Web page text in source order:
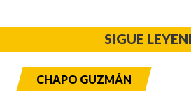
SIGUE
CHAPO GUZMÁN